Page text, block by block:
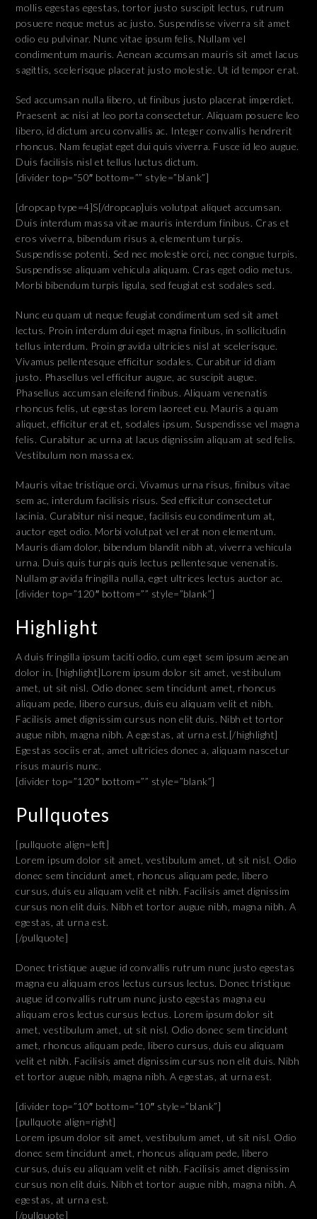
mollis egestas egestas, tortor justo suscipit lectus, rutrum
posuere neque metus ac justo. Suspendisse viverra sit amet
odio eu pulvinar. Nunc vitae ipsum felis. Nullam vel
condimentum mauris. Aenean accumsan mauris sit amet lacus
sagittis, scelerisque placerat justo molestie. Ut id tempor erat.
Sed accumsan nulla libero, ut finibus justo placerat imperdiet.
Praesent ac nisi at leo porta consectetur. Aliquam posuere leo
libero, id dictum arcu convallis ac. Integer convallis hendrerit
rhoncus. Nam feugiat eget dui quis viverra. Fusce id leo augue.
Duis facilisis nisl et tellus luctus dictum.
[divider top=”50″ bottom=”” style=”blank”]
[dropcap type=4]S[/dropcap]uis volutpat aliquet accumsan.
Duis interdum massa vitae mauris interdum finibus. Cras et
eros viverra, bibendum risus a, elementum turpis.
Suspendisse potenti. Sed nec molestie orci, nec congue turpis.
Suspendisse aliquam vehicula aliquam. Cras eget odio metus.
Morbi bibendum turpis ligula, sed feugiat est sodales sed.
Nunc eu quam ut neque feugiat condimentum sed sit amet
lectus. Proin interdum dui eget magna finibus, in sollicitudin
tellus interdum. Proin gravida ultricies nisl at scelerisque.
Vivamus pellentesque efficitur sodales. Curabitur id diam
justo. Phasellus vel efficitur augue, ac suscipit augue.
Phasellus accumsan eleifend finibus. Aliquam venenatis
rhoncus felis, ut egestas lorem laoreet eu. Mauris a quam
aliquet, efficitur erat et, sodales ipsum. Suspendisse vel magna
felis. Curabitur ac urna at lacus dignissim aliquam at sed felis.
Vestibulum non massa ex.
Mauris vitae tristique orci. Vivamus urna risus, finibus vitae
sem ac, interdum facilisis risus. Sed efficitur consectetur
lacinia. Curabitur nisi neque, facilisis eu condimentum at,
auctor eget odio. Morbi volutpat vel erat non elementum.
Mauris diam dolor, bibendum blandit nibh at, viverra vehicula
urna. Duis quis turpis quis lectus pellentesque venenatis.
Nullam gravida fringilla nulla, eget ultrices lectus auctor ac.
[divider top=”120″ bottom=”” style=”blank”]
Highlight
A duis fringilla ipsum taciti odio, cum eget sem ipsum aenean
dolor in. [highlight]Lorem ipsum dolor sit amet, vestibulum
amet, ut sit nisl. Odio donec sem tincidunt amet, rhoncus
aliquam pede, libero cursus, duis eu aliquam velit et nibh.
Facilisis amet dignissim cursus non elit duis. Nibh et tortor
augue nibh, magna nibh. A egestas, at urna est.[/highlight]
Egestas sociis erat, amet ultricies donec a, aliquam nascetur
risus mauris nunc.
[divider top=”120″ bottom=”” style=”blank”]
Pullquotes
[pullquote align=left]
Lorem ipsum dolor sit amet, vestibulum amet, ut sit nisl. Odio
donec sem tincidunt amet, rhoncus aliquam pede, libero
cursus, duis eu aliquam velit et nibh. Facilisis amet dignissim
cursus non elit duis. Nibh et tortor augue nibh, magna nibh. A
egestas, at urna est.
[/pullquote]
Donec tristique augue id convallis rutrum nunc justo egestas
magna eu aliquam eros lectus cursus lectus. Donec tristique
augue id convallis rutrum nunc justo egestas magna eu
aliquam eros lectus cursus lectus. Lorem ipsum dolor sit
amet, vestibulum amet, ut sit nisl. Odio donec sem tincidunt
amet, rhoncus aliquam pede, libero cursus, duis eu aliquam
velit et nibh. Facilisis amet dignissim cursus non elit duis. Nibh
et tortor augue nibh, magna nibh. A egestas, at urna est.
[divider top=”10″ bottom=”10″ style=”blank”]
[pullquote align=right]
Lorem ipsum dolor sit amet, vestibulum amet, ut sit nisl. Odio
donec sem tincidunt amet, rhoncus aliquam pede, libero
cursus, duis eu aliquam velit et nibh. Facilisis amet dignissim
cursus non elit duis. Nibh et tortor augue nibh, magna nibh. A
egestas, at urna est.
[/pullquote]